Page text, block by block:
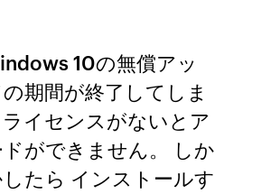
10の無償アッ
期間が終了してしま
イセンスがないとア
ができません。 しか
たら インストールす